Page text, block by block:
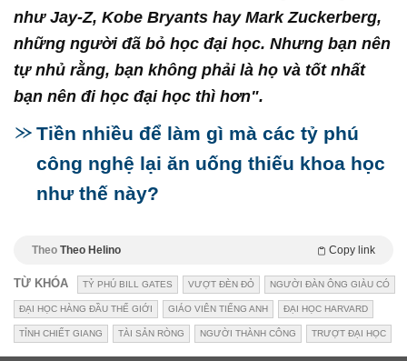
như Jay-Z, Kobe Bryants hay Mark Zuckerberg,
những người đã bỏ học đại học. Nhưng bạn nên
tự nhủ rằng, bạn không phải là họ và tốt nhất
bạn nên đi học đại học thì hơn".
Tiền nhiều để làm gì mà các tỷ phú
công nghệ lại ăn uống thiếu khoa học
như thế này?
Theo Theo Helino Copy link
TỪ KHÓA TỶ PHÚ BILL GATES VƯỢT ĐÈN ĐỎ NGƯỜI ĐÀN ÔNG GIÀU CÓ
ĐẠI HỌC HÀNG ĐẦU THẾ GIỚI GIÁO VIÊN TIẾNG ANH ĐẠI HỌC HARVARD
TỈNH CHIẾT GIANG TÀI SẢN RÒNG NGƯỜI THÀNH CÔNG TRƯỢT ĐẠI HỌC